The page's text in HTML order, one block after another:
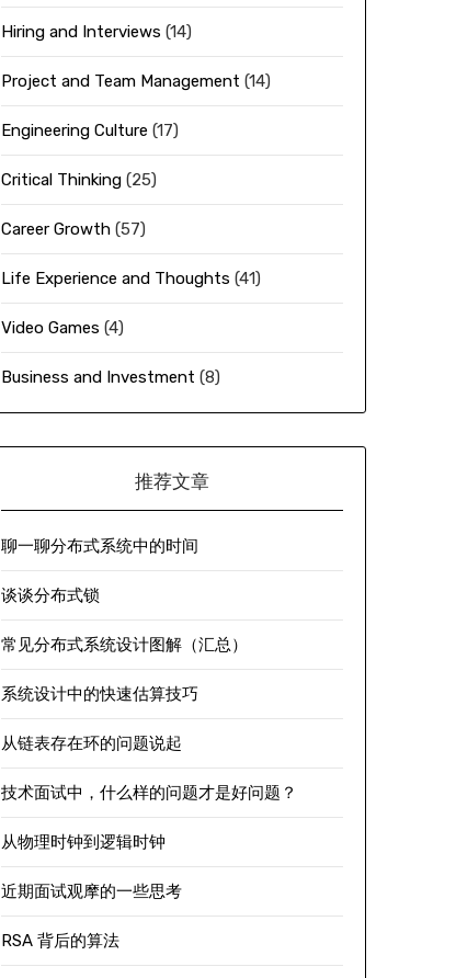
Hiring and Interviews (14)
Project and Team Management (14)
Engineering Culture (17)
Critical Thinking(25)
Career Growth(57)
Life Experience and Thoughts (41)
Video Games (4)
Business and Investment (8)
推荐文章
聊一聊分布式系统中的时间
谈谈分布式锁
常见分布式系统设计图解（汇总）
系统设计中的快速估算技巧
从链表存在环的问题说起
技术面试中，什么样的问题才是好问题？
从物理时钟到逻辑时钟
近期面试观摩的一些思考
RSA 背后的算法